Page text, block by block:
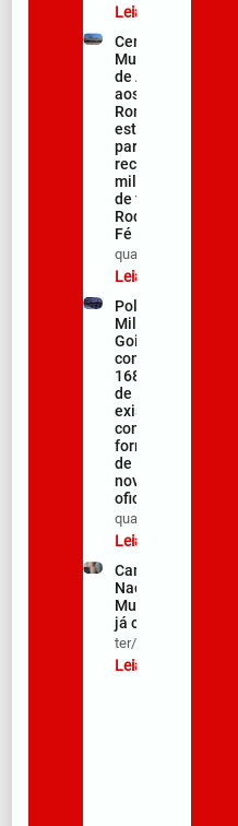
Leia mais »
Centro
Municipal
de Apoio
aos
Romeiros
está pronto
para
receber
milhares
de fiéis na
Rodovia da
Fé
qua/08/2026
Leia mais »
Polícia
Militar de
Goiás
comemora
168 anos
de
existência
com
formação
de 106
novos
oficiais
qua/08/2026
Leia mais »
Campanha
Nacional de
Multivacinação
já começou
ter/08/2026
Leia mais »